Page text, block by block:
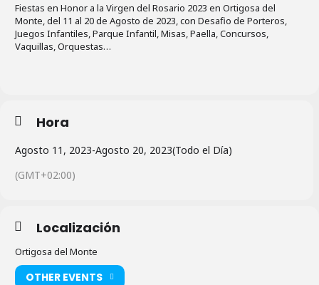
Fiestas en Honor a la Virgen del Rosario 2023 en Ortigosa del
Monte, del 11 al 20 de Agosto de 2023, con Desafio de Porteros,
Juegos Infantiles, Parque Infantil, Misas, Paella, Concursos,
Vaquillas, Orquestas…
Hora
Agosto 11, 2023-Agosto 20, 2023(Todo el Día)
(GMT+02:00)
Localización
Ortigosa del Monte
OTHER EVENTS